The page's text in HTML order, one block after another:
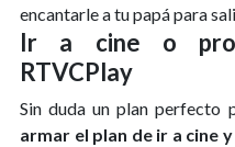
encantarle a tu papá para
Ir a cine o
RTVCPlay
Sin duda un plan perfecto
armar el plan de ir a cine